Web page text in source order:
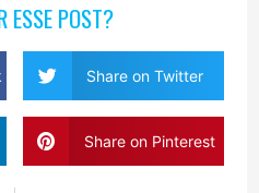
ESSE POST?
Share on Twitter
Share on Pinterest